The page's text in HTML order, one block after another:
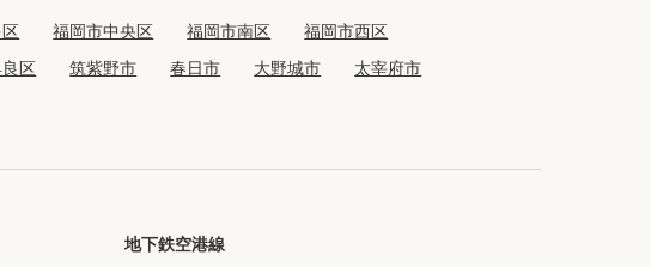
福岡市中央区 福岡市南区
福岡市西区
区 筑紫野市 春日市 大野城市 太宰府市
地下鉄空港線